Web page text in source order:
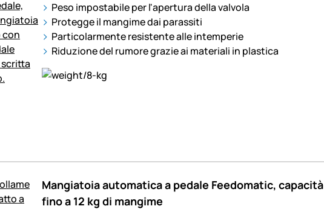
Peso impostabile per l'apertura della valvola
Protegge il mangime dai parassiti
Particolarmente resistente alle intemperie
Riduzione del rumore grazie ai materiali in plastica
Mangiatoia automatica a pedale Feedomatic, capacità
fino a 12 kg di mangime